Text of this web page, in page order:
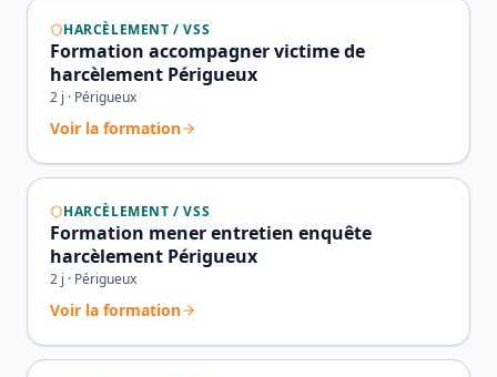
HARCÈLEMENT / VSS
Formation accompagner victime de
harcèlement Périgueux
2 j · Périgueux
Voir la formation
HARCÈLEMENT / VSS
Formation mener entretien enquête
harcèlement Périgueux
2 j · Périgueux
Voir la formation